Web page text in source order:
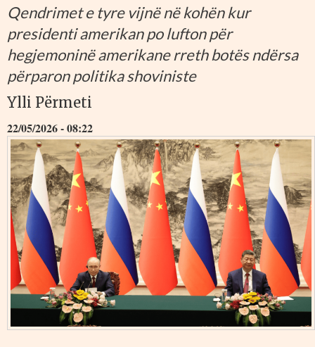
Qendrimet e tyre vijnë në kohën kur
presidenti amerikan po lufton për
hegjemoninë amerikane rreth botës ndërsa
përparon politika shoviniste
Ylli Përmeti
22/05/2026 - 08:22